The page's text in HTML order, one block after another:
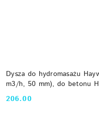
Dysza do hydromasażu
m3/h, 50 mm), do betonu
Cena:
206.00